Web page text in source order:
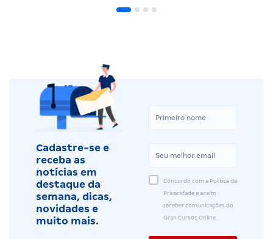
Cadastre-se e
receba as
notícias em
destaque da
semana, dicas,
novidades e
muito mais.
Concordo com a Política de
Privacidade e aceito
receber comunicações do
Gran Cursos Online.